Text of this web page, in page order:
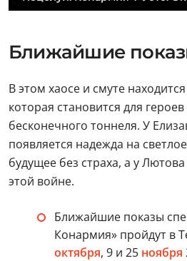
Ближайшие
В этом хаосе и смуте
которая становится для
бесконечного тоннеля. У
появляется надежда на
будущее без страха, а у
этой войне.
Ближайшие показы
Конармия» пройдут в
октября, 9 и 25 ноября